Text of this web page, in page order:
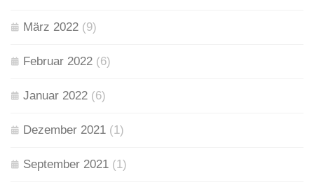
März 2022 (9)
Februar 2022 (6)
Januar 2022 (6)
Dezember 2021 (1)
September 2021 (1)